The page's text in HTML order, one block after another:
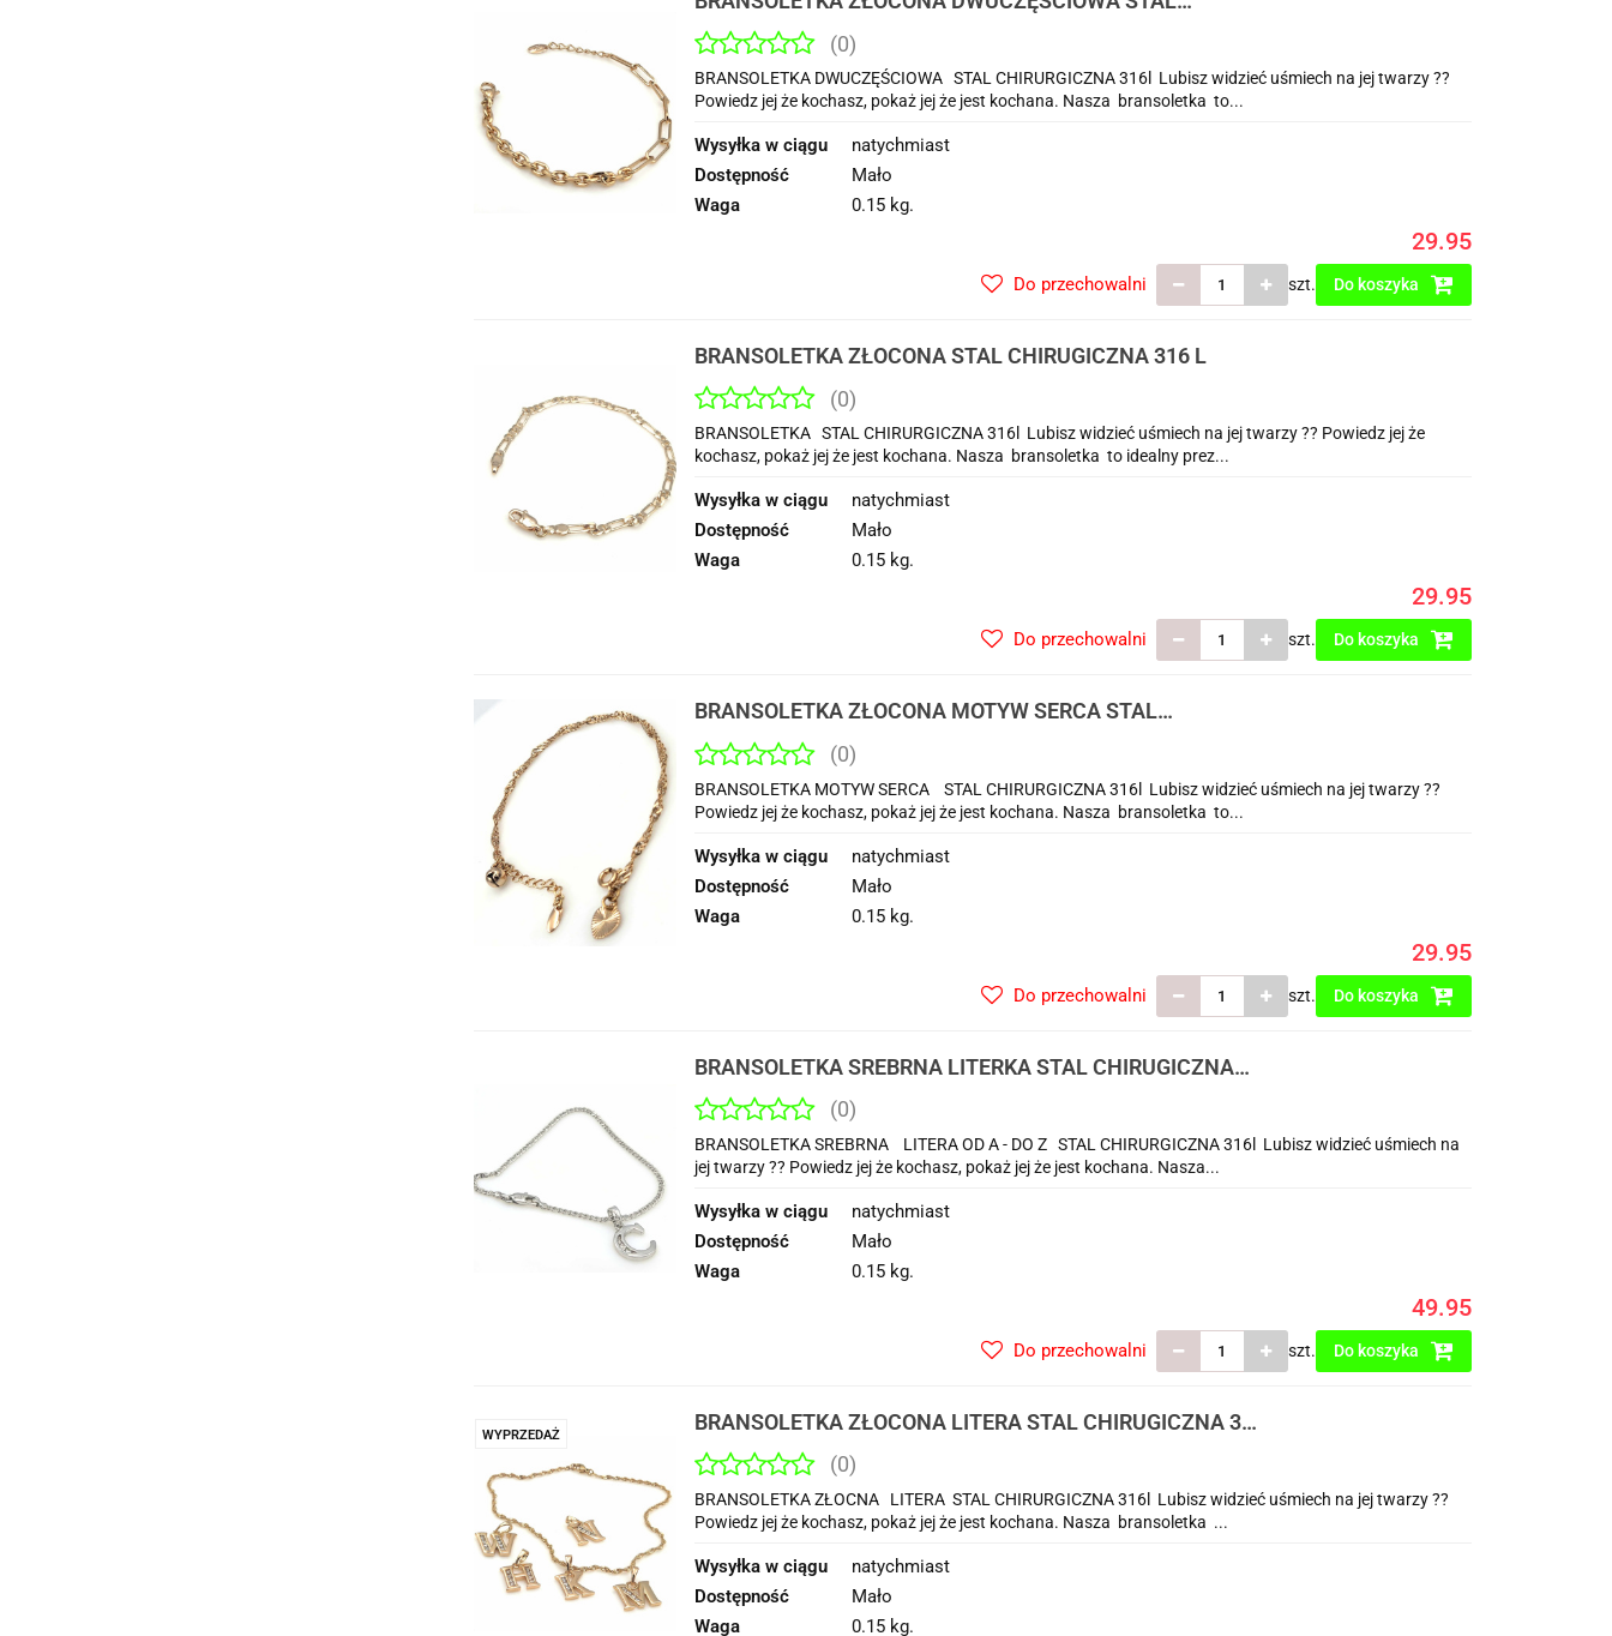
CHIRUGICZNA 316 L
(0)
BRANSOLETKA DWUCZĘŚCIOWA STAL CHIRURGICZNA 316l Lubisz widzieć uśmiech na jej twarzy ??
Powiedz jej że kochasz, pokaż jej że jest kochana. Nasza bransoletka to...
Wysyłka w ciągu
natychmiast
Dostępność
Mało
Waga
0.15 kg.
29.95
szt. Do koszyka
Do przechowalni
BRANSOLETKA ZŁOCONA STAL CHIRUGICZNA 316 L
(0)
BRANSOLETKA STAL CHIRURGICZNA 316l Lubisz widzieć uśmiech na jej twarzy ?? Powiedz jej że
kochasz, pokaż jej że jest kochana. Nasza bransoletka to idealny prez...
Wysyłka w ciągu
natychmiast
Dostępność
Mało
Waga
0.15 kg.
29.95
szt. Do koszyka
Do przechowalni
BRANSOLETKA ZŁOCONA MOTYW SERCA STAL
CHIRUGICZNA 316 L
(0)
BRANSOLETKA MOTYW SERCA STAL CHIRURGICZNA 316l Lubisz widzieć uśmiech na jej twarzy ??
Powiedz jej że kochasz, pokaż jej że jest kochana. Nasza bransoletka to...
Wysyłka w ciągu
natychmiast
Dostępność
Mało
Waga
0.15 kg.
29.95
szt. Do koszyka
Do przechowalni
BRANSOLETKA SREBRNA LITERKA STAL CHIRUGICZNA
316 L
(0)
BRANSOLETKA SREBRNA LITERA OD A - DO Z STAL CHIRURGICZNA 316l Lubisz widzieć uśmiech na
jej twarzy ?? Powiedz jej że kochasz, pokaż jej że jest kochana. Nasza...
Wysyłka w ciągu
natychmiast
Dostępność
Mało
Waga
0.15 kg.
49.95
szt. Do koszyka
Do przechowalni
WYPRZEDAŻ
BRANSOLETKA ZŁOCONA LITERA STAL CHIRUGICZNA 316
L
(0)
BRANSOLETKA ZŁOCNA LITERA STAL CHIRURGICZNA 316l Lubisz widzieć uśmiech na jej twarzy ??
Powiedz jej że kochasz, pokaż jej że jest kochana. Nasza bransoletka ...
Wysyłka w ciągu
natychmiast
Dostępność
Mało
Waga
0.15 kg.